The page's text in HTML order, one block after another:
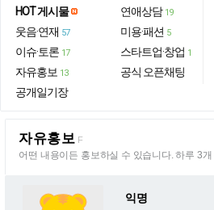
HOT 게시물
웃음·연재 57
이슈·토론 17
자유홍보 13
공개일기장
연애상담 19
미용·패션 5
스타트업·창업 1
공식 오픈채팅
자유홍보 F
어떤 내용이든 홍보하실 수 있습니다. 하루 3
익명